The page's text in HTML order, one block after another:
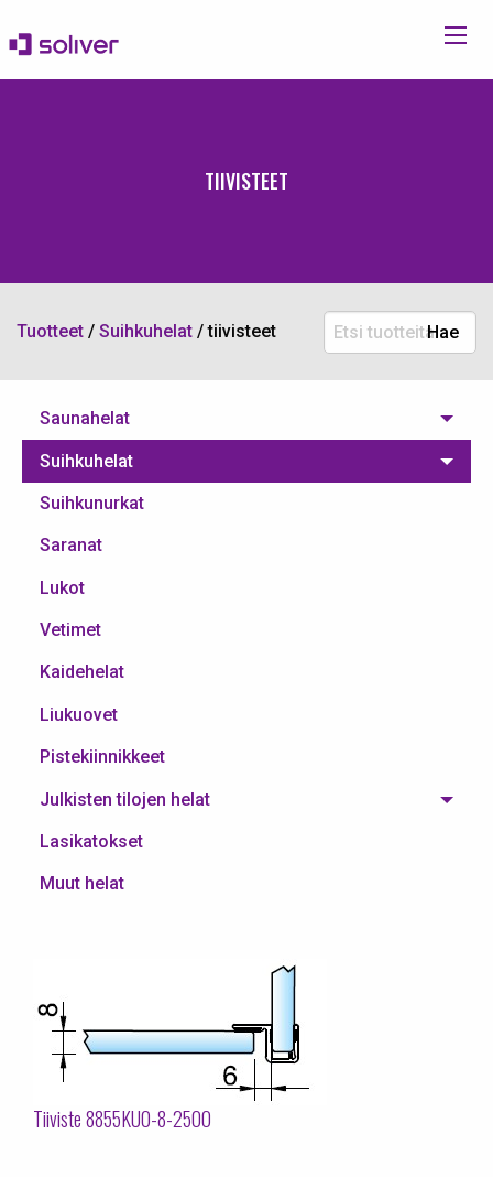
TIIVISTEET
Tuotteet / Suihkuhelat /tiivisteet
Etsi
tuotteita:
Hae
Saunahelat
Suihkuhelat
Suihkunurkat
Saranat
Lukot
Vetimet
Kaidehelat
Liukuovet
Pistekiinnikkeet
Julkisten tilojen helat
Lasikatokset
Muut helat
Tiiviste 8855KU0-8-2500